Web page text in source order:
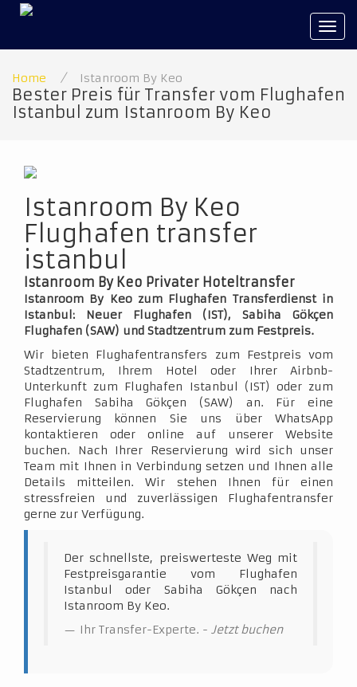
Home / Istanroom By Keo
Bester Preis für Transfer vom Flughafen
Istanbul zum Istanroom By Keo
Istanroom By Keo
Flughafen transfer
istanbul
Istanroom By Keo Privater Hoteltransfer
Istanroom By Keo zum Flughafen Transferdienst in
Istanbul: Neuer Flughafen (IST), Sabiha Gökçen
Flughafen (SAW) und Stadtzentrum zum Festpreis.
Wir bieten Flughafentransfers zum Festpreis vom
Stadtzentrum, Ihrem Hotel oder Ihrer Airbnb-
Unterkunft zum Flughafen Istanbul (IST) oder zum
Flughafen Sabiha Gökçen (SAW) an. Für eine
Reservierung können Sie uns über WhatsApp
kontaktieren oder online auf unserer Website
buchen. Nach Ihrer Reservierung wird sich unser
Team mit Ihnen in Verbindung setzen und Ihnen alle
Details mitteilen. Wir stehen Ihnen für einen
stressfreien und zuverlässigen Flughafentransfer
gerne zur Verfügung.
Der schnellste, preiswerteste Weg mit
Festpreisgarantie vom Flughafen
Istanbul oder Sabiha Gökçen nach
Istanroom By Keo.
Ihr Transfer-Experte. - Jetzt buchen